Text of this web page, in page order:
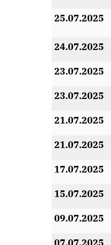
25.07.2025
24.07.2025
23.07.2025
23.07.2025
21.07.2025
21.07.2025
17.07.2025
15.07.2025
09.07.2025